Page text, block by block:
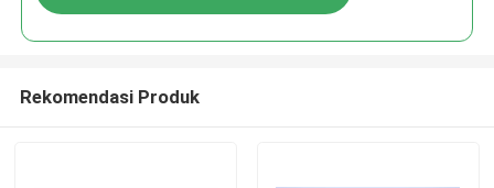
Rekomendasi Produk